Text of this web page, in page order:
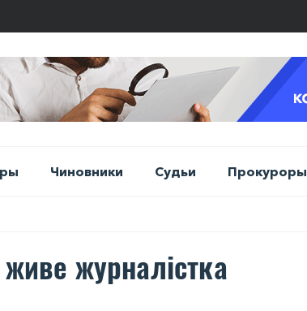
Чиновники Судьи Прокуроры
журналістка